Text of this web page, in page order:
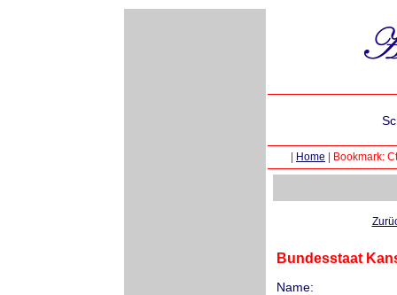
Home Bookmark:
Bundesstaat
Name: